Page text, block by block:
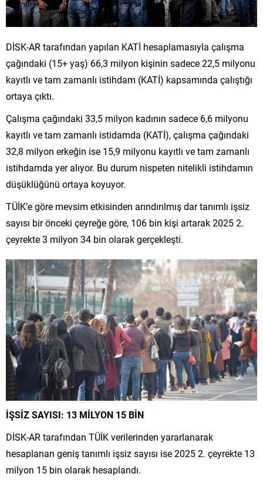
DİSK-AR tarafından yapılan KATİ hesaplamasıyla çalışma
çağındaki (15+ yaş) 66,3 milyon kişinin sadece 22,5 milyonu
kayıtlı ve tam zamanlı istihdam (KATİ) kapsamında çalıştığı
ortaya çıktı.
Çalışma çağındaki 33,5 milyon kadının sadece 6,6 milyonu
kayıtlı ve tam zamanlı istidamda (KATİ), çalışma çağındaki
32,8 milyon erkeğin ise 15,9 milyonu kayıtlı ve tam zamanlı
istihdamda yer alıyor. Bu durum nispeten nitelikli istihdamın
düşüklüğünü ortaya koyuyor.
TÜİK’e göre mevsim etkisinden arındırılmış dar tanımlı işsiz
sayısı bir önceki çeyreğe göre, 106 bin kişi artarak 2025 2.
çeyrekte 3 milyon 34 bin olarak gerçekleşti.
İŞSİZ SAYISI: 13 MİLYON 15 BİN
DİSK-AR tarafından TÜİK verilerinden yararlanarak
hesaplanan geniş tanımlı işsiz sayısı ise 2025 2. çeyrekte 13
milyon 15 bin olarak hesaplandı.